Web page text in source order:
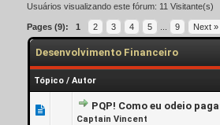
Usuários visualizando este fórum: 11 Visitante(s)
Pages (9): 1 2 3 4 5 9 Next »
Desenvolvimento Financeiro
Tópico /Autor
PQP! Como eu odeio
Captain Vincent
0 Voto(s) - 0 de 5 em média
12 34 5